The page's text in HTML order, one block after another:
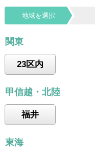
地域を選択
関東
23区内
甲信越・北陸
福井
東海